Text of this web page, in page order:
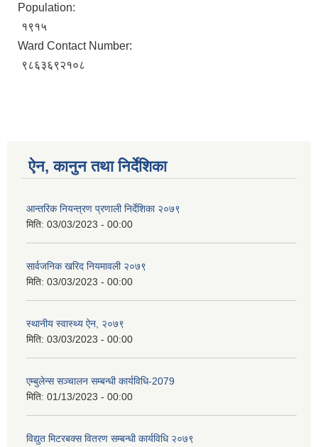
Population:
१९१५
Ward Contact Number:
९८६३६९२१०८
ऐन, कानुन तथा निर्देशिका
आन्तरिक नियन्त्रण प्रणाली निर्देशिका २०७९
मिति: 03/03/2023 - 00:00
सार्वजनिक खरिद नियमावली २०७९
मिति: 03/03/2023 - 00:00
स्थानीय स्वास्थ्य ऐन, २०७९
मिति: 03/03/2023 - 00:00
एम्बुलेन्स सञ्चालन सम्बन्धी कार्यविधि-2079
मिति: 01/13/2023 - 00:00
विद्युत मिटरबक्स वितरण सम्बन्धी कार्यविधि २०७९